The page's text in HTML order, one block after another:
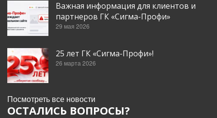
Важная информация для клиентов и
партнеров ГК «Сигма-Профи»
29 мая 2026
25 лет ГК «Сигма-Профи»!
26 марта 2026
Посмотреть все новости
ОСТАЛИСЬ ВОПРОСЫ?